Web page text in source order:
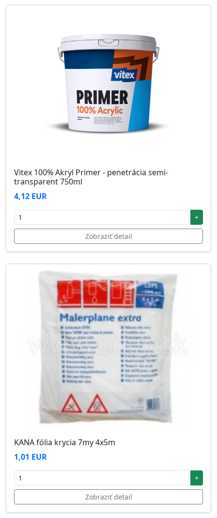
Vitex 100% Akryl Primer - penetrácia semi-
transparent 750ml
4,12 EUR
+
Zobraziť detail
KANA fólia krycia 7my 4x5m
1,01 EUR
+
Zobraziť detail